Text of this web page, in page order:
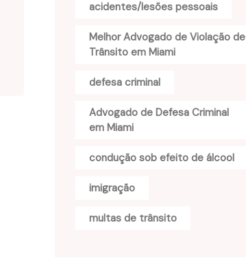
acidentes/lesões pessoais
Melhor Advogado de Violação de
Trânsito em Miami
defesa criminal
Advogado de Defesa Criminal
em Miami
condução sob efeito de álcool
imigração
multas de trânsito